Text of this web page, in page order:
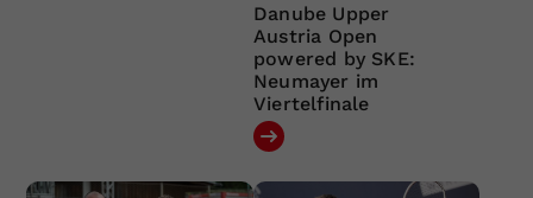
Danube Upper
Austria Open
powered by SKE:
Neumayer im
Viertelfinale